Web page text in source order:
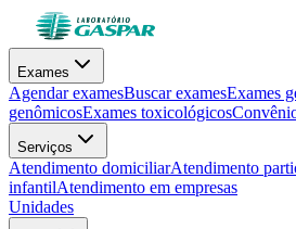
Exames
Agendar examesBuscar examesExames
genômicosExames toxicológicos
Serviços
Atendimento domiciliarAtendimento
infantilAtendimento em empresas
Unidades